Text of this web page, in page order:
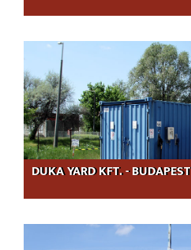
DUKA YARD KFT. - BUDAPEST